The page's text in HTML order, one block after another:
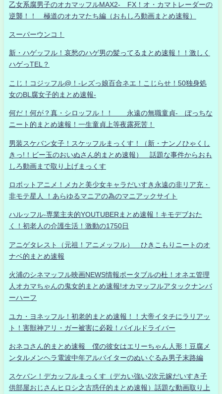
乙女系腐男子のオカマッフルMAX2- FX！オ・カマトレーダーの
逆襲！！ 極道のオカマたち編（おもしろ動画まとめ速報）
スーパーウンコ！
新・ハゲッフル！哀愁のハゲ男の髪ってるまとめ速報！！激しく
ハゲっTEL？
こじ！コジッフル@！-レズっ娘百合ネエ！こじらせ！50独身処
女のBL腐女子的まとめ速報-
何だ！何が？真・シロッフル！！ 永遠の無職童貞- ぼっちな
ニート的まとめ速報！一生童貞上等夜露死苦！
男装スケバン女子！スケッフルまっくす！（新・ナンノひゃくし
きっ!！ビー玉のおいぬさん的まとめ速報） 話題な事件からおも
しろ動画まで取り上げまっくす
ロボットアニメ！メカと美少女キャラだいすき永遠の非リア充・
非モテ星人 ！あらゆるマニアの為のマニアックサイト
ハルッフル-専業主夫的YOUTUBERまとめ速報！キモデブおた
く！初老人の介護生活！激動の1750日
アニゲタレスト（元祖！アニメッフル） ひきこもりニートのオ
ナベ的まとめ速報
火浦のシネマッフル映画NEWS情報ポータブルの杜！オネエ管理
人オカマちゃんの鬼女的まとめ速報!オカマッフルアタックナンバ
ーハーフ
ユカ・ヨネッフル！初老的まとめ速報！！大帝イタチにラリアッ
ト！害獣神アリ・ガー被害に必殺！パイルドライバー
おネコさん的まとめ速報 僕の彼女はエリーちゃん人形！豆腐メ
ンタルメンヘラ電波中年アルバイターのぬいぐるみ男子末路編
スケバン！デカッフルまっくす（デカい強い2次元嫁だいすき子
供部屋おじさんヒロシ之古惑仔的まとめ速報）話題な動画取り上